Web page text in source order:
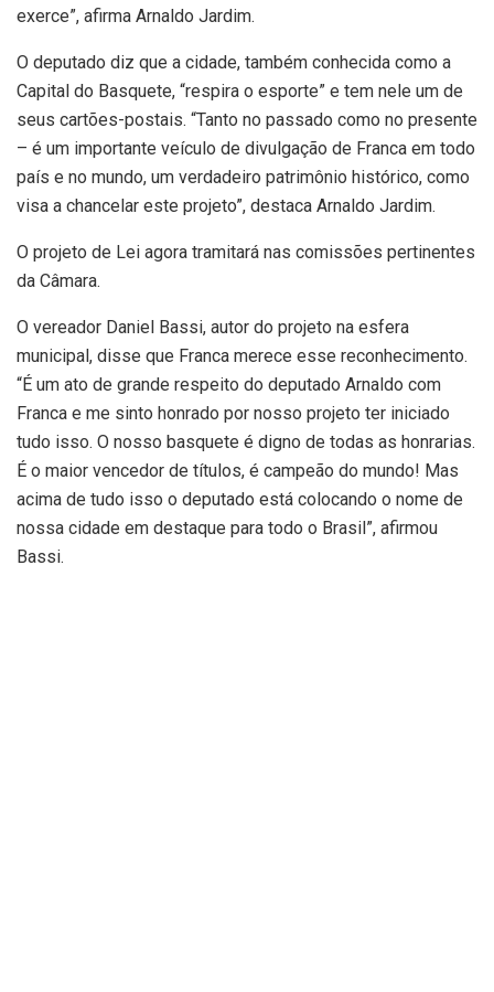
exerce”, afirma Arnaldo Jardim.
O deputado diz que a cidade, também conhecida como a
Capital do Basquete, “respira o esporte” e tem nele um de
seus cartões-postais. “Tanto no passado como no presente
– é um importante veículo de divulgação de Franca em todo
país e no mundo, um verdadeiro patrimônio histórico, como
visa a chancelar este projeto”, destaca Arnaldo Jardim.
O projeto de Lei agora tramitará nas comissões pertinentes
da Câmara.
O vereador Daniel Bassi, autor do projeto na esfera
municipal, disse que Franca merece esse reconhecimento.
“É um ato de grande respeito do deputado Arnaldo com
Franca e me sinto honrado por nosso projeto ter iniciado
tudo isso. O nosso basquete é digno de todas as honrarias.
É o maior vencedor de títulos, é campeão do mundo! Mas
acima de tudo isso o deputado está colocando o nome de
nossa cidade em destaque para todo o Brasil”, afirmou
Bassi.